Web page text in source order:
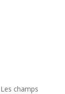
Les champs